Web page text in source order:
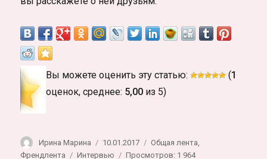
Вы можете оценить эту статью: (1
оценок, среднее: 5,00 из 5)
Автор
Ирина Марина Опубликовано
10.01.2017 Рубрики
Общая лента
Френдлента
Метки
Интервью Просмотров: 1 964